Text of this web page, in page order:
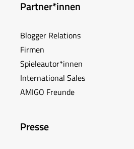
Partner*innen
Blogger Relations
Firmen
Spieleautor*innen
International Sales
AMIGO Freunde
Presse